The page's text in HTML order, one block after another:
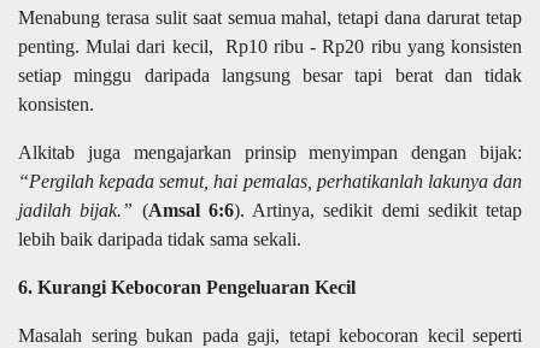
Menabung terasa sulit saat semua mahal, tetapi dana darurat tetap
penting. Mulai dari kecil, Rp10 ribu - Rp20 ribu yang konsisten
setiap minggu daripada langsung besar tapi berat dan tidak
konsisten.
Alkitab juga mengajarkan prinsip menyimpan dengan bijak:
“Pergilah kepada semut, hai pemalas, perhatikanlah lakunya dan
jadilah bijak.” (Amsal 6:6). Artinya, sedikit demi sedikit tetap
lebih baik daripada tidak sama sekali.
6. Kurangi Kebocoran Pengeluaran Kecil
Masalah sering bukan pada gaji, tetapi kebocoran kecil seperti